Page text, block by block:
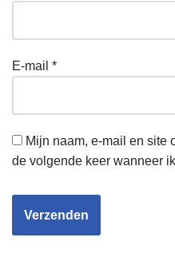
E-mail *
Mijn naam, e-mail en site
de volgende keer wanneer